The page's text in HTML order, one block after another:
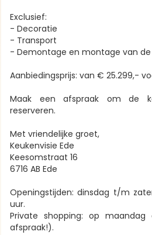
Exclusief:
- Decoratie
- Transport
- Demontage en montage van de
Aanbiedingsprijs: van € 25.299,-
Maak een afspraak om de
reserveren.
Met vriendelijke groet,
Keukenvisie Ede
Keesomstraat 16
6716 AB Ede
Openingstijden: dinsdag t/m
uur.
Private shopping: op
afspraak!).